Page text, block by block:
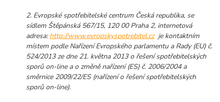
2. Evropské spotřebitelské centrum Česká republika, se
sídlem Štěpánská 567/15, 120 00 Praha 2, internetová
adresa: http://www.evropskyspotrebitel.czje kontaktním
místem podle Nařízení Evropského parlamentu a Rady (EU) č.
524/2013 ze dne 21. května 2013 o řešení spotřebitelských
sporů on-line a o změně nařízení (ES) č. 2006/2004 a
směrnice 2009/22/ES (nařízení o řešení spotřebitelských
sporů on-line).